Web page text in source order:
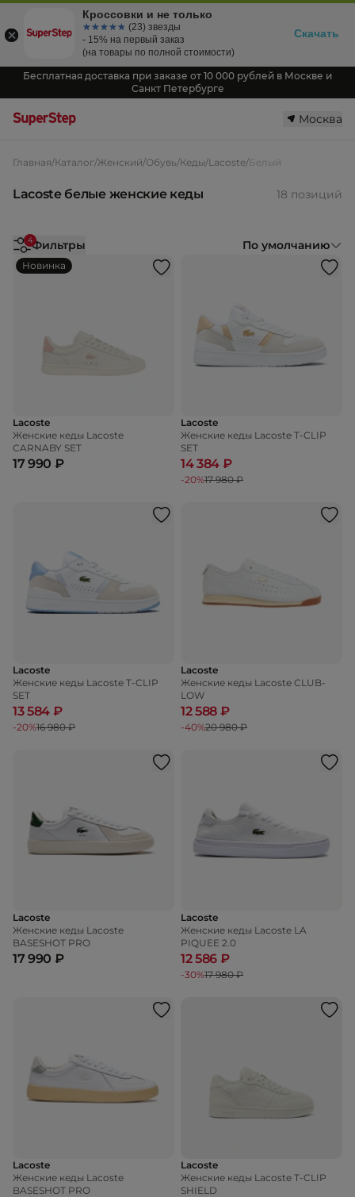
Бесплатная доставка при заказе от 10 000 рублей в Москве и
Санкт Петербурге
Москва
Главная/Каталог/Женский/Обувь/Кеды/Lacoste/Белый
Lacoste белые женские кеды 18 позиций
4Фильтры По умолчанию
Новинка
Lacoste
Женские кеды Lacoste
CARNABY SET
17 990 ₽
Lacoste
Женские кеды Lacoste T-CLIP
SET
14 384 ₽
-20%17 980 ₽
Lacoste
Женские кеды Lacoste T-CLIP
SET
13 584 ₽
-20%16 980 ₽
Lacoste
Женские кеды Lacoste CLUB-
LOW
12 588 ₽
-40%20 980 ₽
Lacoste
Женские кеды Lacoste
BASESHOT PRO
17 990 ₽
Lacoste
Женские кеды Lacoste LA
PIQUEE 2.0
12 586 ₽
-30%17 980 ₽
Lacoste
Женские кеды Lacoste
BASESHOT PRO
Lacoste
Женские кеды Lacoste T-CLIP
SHIELD
Кроссовки и не только
☆☆☆☆☆
★★★★★ (23) звезды
- 15% на первый заказ
(на товары по полной стоимости)
Скачать